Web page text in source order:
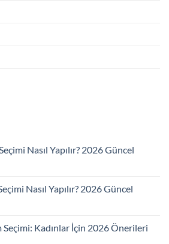
Nasıl Yapılır? 2026 Güncel
Nasıl Yapılır? 2026 Güncel
Kadınlar İçin 2026 Önerileri